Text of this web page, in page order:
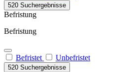
520 Suchergebnisse
Befristung
Befristung
Befristet Unbefristet
520 Suchergebnisse